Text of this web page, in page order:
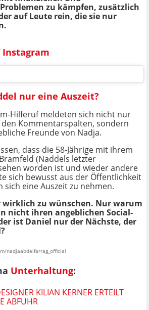
zu kämpfen, zusätzlich
auf Leute rein, die sie nur
nur eine Auszeit?
Hilferuf meldeten sich nicht nur
Kommentarspalten, sondern
Freunde von Nadja.
dass die 58-Jährige mit ihrem
(Naddels letzter
worden ist und wieder andere
sich bewusst aus der Öffentlichkeit
sich eine Auszeit zu nehmen.
wirklich zu wünschen. Nur warum
nicht ihren angeblichen Social-
ist Daniel nur der Nächste, der
nadjaabdelfarrag_official
Unterhaltung:
KILIAN KERNER ERTEILT
ABFUHR